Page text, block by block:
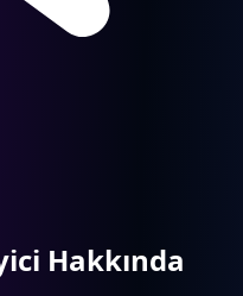
Hakkında